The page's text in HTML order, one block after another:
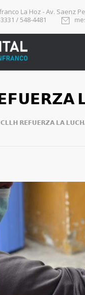
La Hoz - Av. Saenz
/ 548-4481
𝗥𝗘𝗙𝗨𝗘𝗥𝗭𝗔 𝗟𝗔